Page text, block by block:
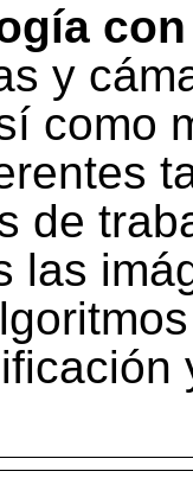
y
como
de
las